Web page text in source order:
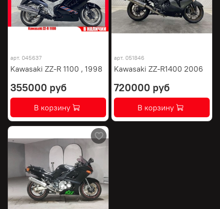
арт. 045637
Kawasaki ZZ-R 1100 , 1998
355000 руб
В корзину
арт. 051846
Kawasaki ZZ-R1400 2006
720000 руб
В корзину